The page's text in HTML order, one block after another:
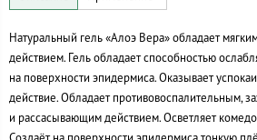
Натуральный гель «Алоэ Вера» обладает
действием. Гель обладает способностью
на поверхности эпидермиса. Оказывает
действие. Обладает противовоспалительным,
и рассасывающим действием. Осветляет